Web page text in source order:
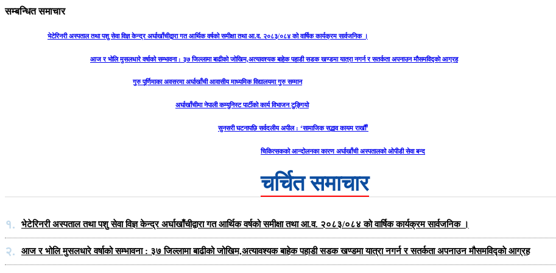
सम्बन्धित समाचार
भेटेरिनरी अस्पताल तथा पशु सेवा विज्ञ केन्द्र अर्घाखाँचीद्वारा गत आर्थिक वर्षको समीक्षा तथा आ.व. २०८३/०८४ को वार्षिक कार्यक्रम सार्वजनिक ।
आज र भोलि मुसलधारे वर्षाको सम्भावना : ३७ जिल्लामा बाढीको जोखिम,अत्यावश्यक बाहेक पहाडी सडक खण्डमा यात्रा नगर्न र सतर्कता अपनाउन मौसमविद्काे आग्रह
गुरु पूर्णिमाका अवसरमा अर्घाखाँची आवासीय माध्यमिक विद्यालयमा गुरु सम्मान
अर्घाखाँचीमा नेपाली कम्युनिस्ट पार्टीको कार्य विभाजन टुङ्गियो
सुनसरी घटनापछि सर्वदलीय अपील : ‘सामाजिक सद्भाव कायम राखौँ’
चिकित्सकको आन्दोलनका कारण अर्घाखाँची अस्पतालको ओपीडी सेवा बन्द
चर्चित समाचार
१. भेटेरिनरी अस्पताल तथा पशु सेवा विज्ञ केन्द्र अर्घाखाँचीद्वारा गत आर्थिक वर्षको समीक्षा तथा आ.व. २०८३/०८४ को वार्षिक कार्यक्रम सार्वजनिक ।
२. आज र भोलि मुसलधारे वर्षाको सम्भावना : ३७ जिल्लामा बाढीको जोखिम,अत्यावश्यक बाहेक पहाडी सडक खण्डमा यात्रा नगर्न र सतर्कता अपनाउन मौसमविद्काे आग्रह